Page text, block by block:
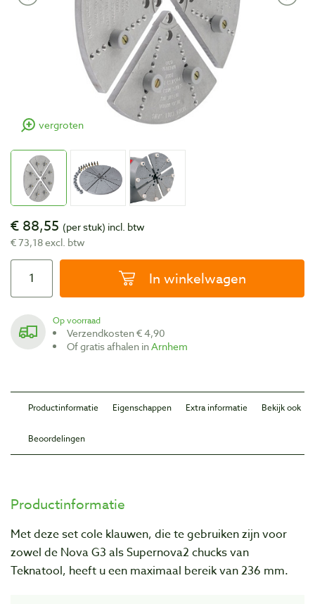
vergroten
€ 88,55 (per stuk) incl. btw
€ 73,18 excl. btw
In winkelwagen
Op voorraad
Verzendkosten € 4,90
Of gratis afhalen inArnhem
Productinformatie Eigenschappen Extra informatie Bekijk ook
Beoordelingen
Productinformatie
Met deze set cole klauwen, die te gebruiken zijn voor
zowel de Nova G3 als Supernova2 chucks van
Teknatool, heeft u een maximaal bereik van 236 mm.